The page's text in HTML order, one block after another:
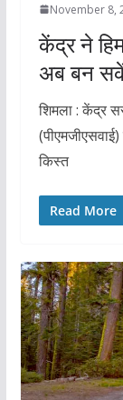
November 8,
केंद्र ने
अब बन
शिमला : केंद्र
किस्त
Read More